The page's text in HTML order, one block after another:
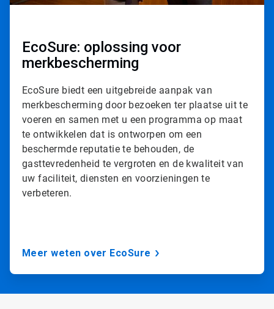
ˑ
EcoSure: oplossing voor
merkbescherming
EcoSure biedt een uitgebreide aanpak van
merkbescherming door bezoeken ter plaatse uit te
voeren en samen met u een programma op maat
te ontwikkelen dat is ontworpen om een
beschermde reputatie te behouden, de
gasttevredenheid te vergroten en de kwaliteit van
uw faciliteit, diensten en voorzieningen te
verbeteren.
Meer weten over EcoSure